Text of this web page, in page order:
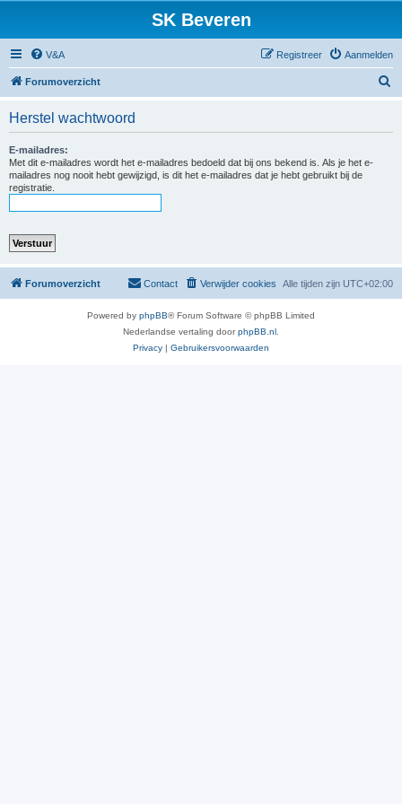
SK Beveren
V&A Aanmelden
Registreer
Forumoverzicht
Herstel wachtwoord
E-mailadres:
Met dit e-mailadres wordt het e-mailadres bedoeld dat bij ons bekend is. Als je het e-
mailadres nog nooit hebt gewijzigd, is dit het e-mailadres dat je hebt gebruikt bij de
registratie.
Forumoverzicht Alle tijden zijn UTC+02:00
Verwijder cookies
Contact
Powered by phpBB® Forum Software © phpBB Limited
Nederlandse vertaling doorphpBB.nl
Privacy | Gebruikersvoorwaarden